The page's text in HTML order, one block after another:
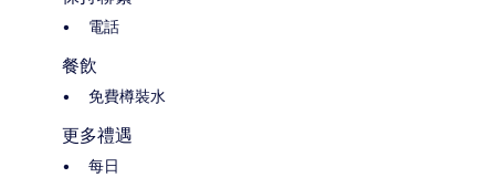
電話
餐飲
免費樽裝水
更多禮遇
每日